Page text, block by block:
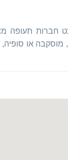
תעופה
מוסקבה או